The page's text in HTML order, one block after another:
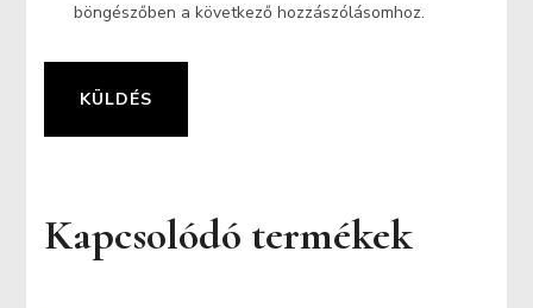
böngészőben a következő hozzászólásomhoz.
Kapcsolódó termékek